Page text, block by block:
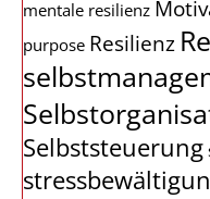
mentale resilienz
purpose Resilienz
Selbststeuerung